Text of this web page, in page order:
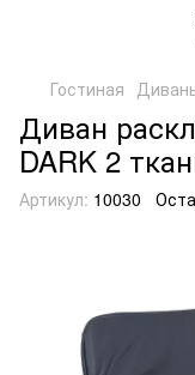
Гостиная
Диван
DARK 2
Артикул: 10030